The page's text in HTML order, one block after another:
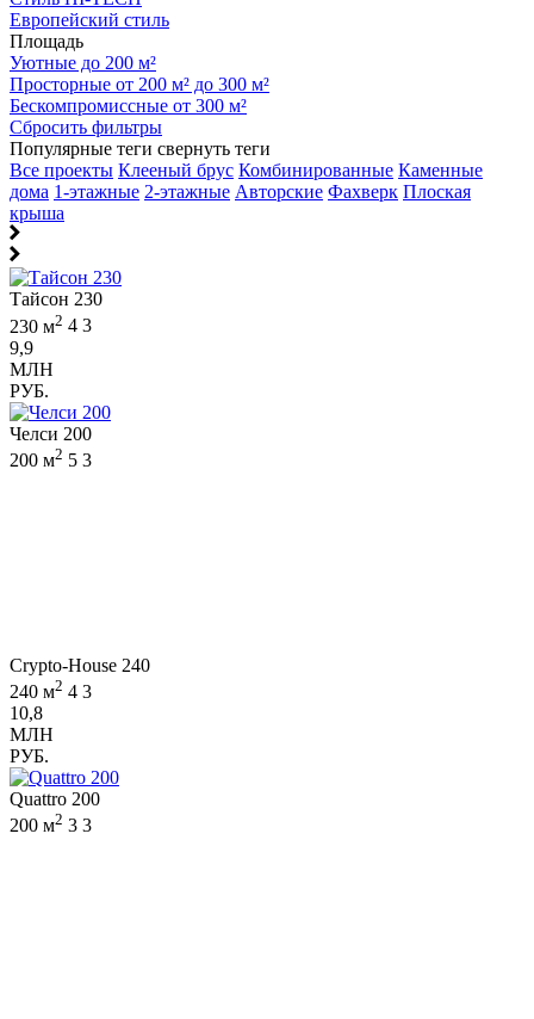
Европейский стиль
Площадь
Уютные до 200 м²
Просторные от 200 м² до 300 м²
Бескомпромиссные от 300 м²
Сбросить фильтры
Популярные теги свернуть теги
Все проекты Клееный брус Комбинированные Каменные
дома 1-этажные 2-этажные Авторские Фахверк Плоская
крыша
Тайсон 230
230 м2 4 3
9,9
МЛН
РУБ.
Челси 200
200 м2 5 3
Crypto-House 240
240 м2 4 3
10,8
МЛН
РУБ.
Quattro 200
200 м2 3 3